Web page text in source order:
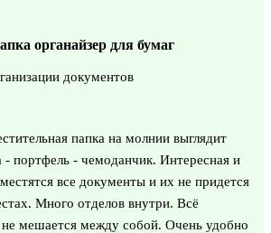
органайзер для бумаг
документов
папка на молнии выглядит
- портфель - чемоданчик. Интересная и
все документы и их не придется
Много отделов внутри. Всё
не мешается между собой. Очень удобно